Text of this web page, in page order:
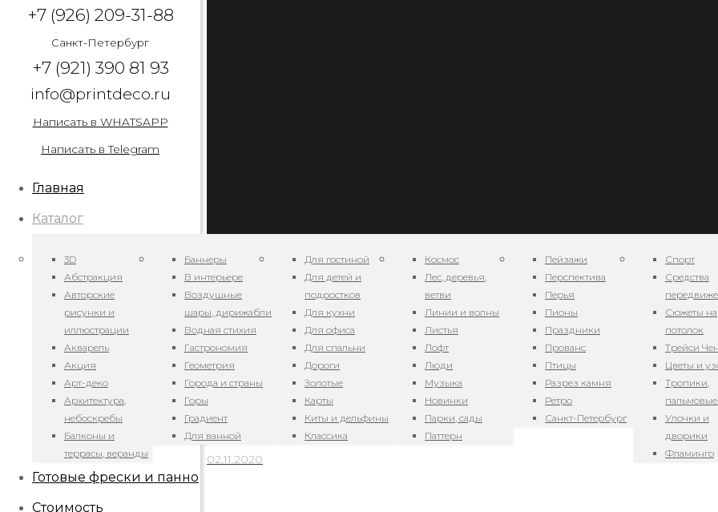
+7 (926) 209-31-88
Санкт-Петербург
+7 (921) 390 81 93
info@printdeco.ru
Написать в WHATSAPP
Написать в Telegram
Главная
Каталог
3D
Абстракция
Авторские
рисунки и
иллюстрации
Акварель
Акция
Арт-деко
Архитектура,
небоскребы
Балконы и
террасы, веранды
Баннеры
В интерьере
Воздушные
шары, дирижабли
Водная стихия
Гастрономия
Геометрия
Города и страны
Горы
Градиент
Для ванной
Для гостиной
Для детей и
подростков
Для кухни
Для офиса
Для спальни
Дороги
Золотые
Карты
Киты и дельфины
Классика
Космос
Лес, деревья,
ветви
Линии и волны
Листья
Лофт
Люди
Музыка
Новинки
Парки, сады
Паттерн
Пейзажи
Перспектива
Перья
Пионы
Праздники
Прованс
Птицы
Разрез камня
Ретро
Санкт-Петербург
Спорт
Средства
Сюжеты на
потолок
Трейси
Цветы и
Тропики,
Улочки и
дворики
Фламинго
Готовые фрески и панно
Стоимость
Арт. GT1 — Домики 1
02.11.2020
Арт. GT1 — DOMIKI 1
02.11.2020